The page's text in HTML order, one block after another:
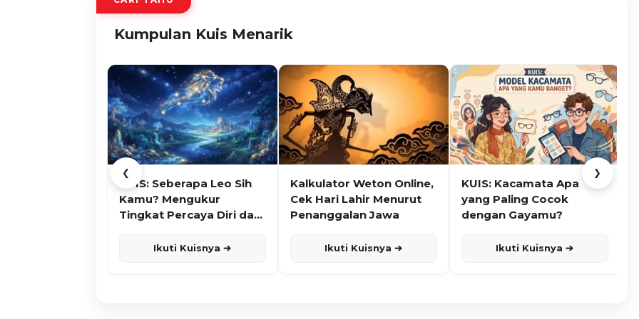
Kumpulan Kuis Menarik
❮
KUIS: Seberapa Leo Sih
Kamu? Mengukur
Tingkat Percaya Diri dan
Ikuti Kuisnya ➔
Kalkulator Weton Online,
Cek Hari Lahir Menurut
Penanggalan Jawa
Ikuti Kuisnya ➔
KUIS: Kacamata Apa
yang Paling Cocok
dengan Gayamu?
Ikuti Kuisnya ➔
❯